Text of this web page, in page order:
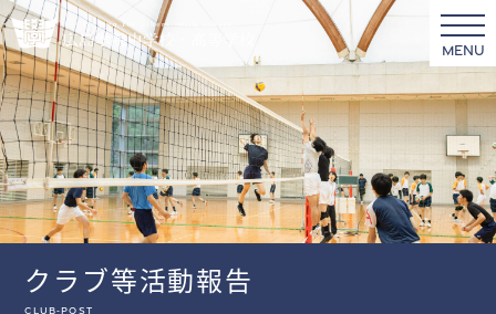
MENU
クラブ等活動報告
club-post